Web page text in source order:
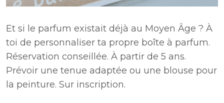
Et si le parfum existait déjà au Moyen Âge ? À
toi de personnaliser ta propre boîte à parfum.
Réservation conseillée. À partir de 5 ans.
Prévoir une tenue adaptée ou une blouse pour
la peinture. Sur inscription.